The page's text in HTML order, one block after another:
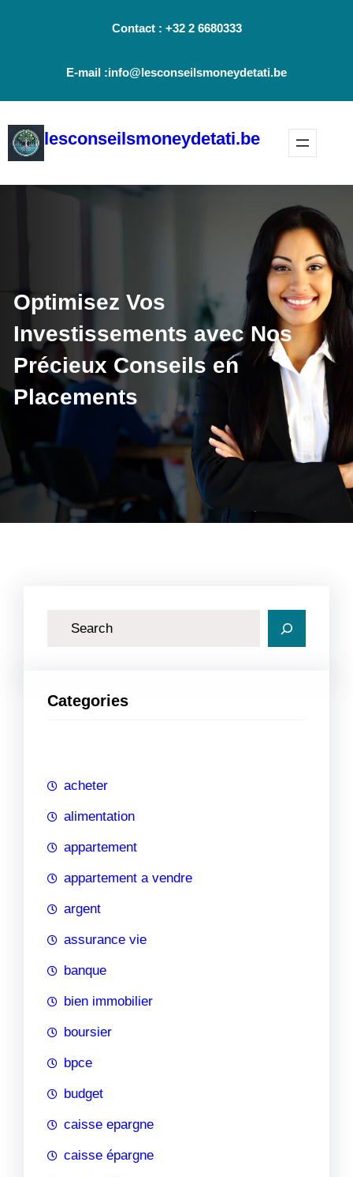
Contact : +32 2 6680333
E-mail :info@lesconseilsmoneydetati.be
lesconseilsmoneydetati.be
Optimisez Vos
Investissements avec Nos
Précieux Conseils en
Placements
h
Categories
acheter
alimentation
appartement
appartement a vendre
argent
assurance vie
banque
bien immobilier
boursier
bpce
budget
caisse epargne
caisse épargne